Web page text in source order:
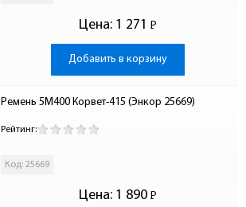
Цена: 1 271 Р
-
Добавить в корзину
Ремень 5М400 Корвет-415 (Энкор 25669)
Рейтинг:
Код: 25669
Цена: 1 890 Р
-